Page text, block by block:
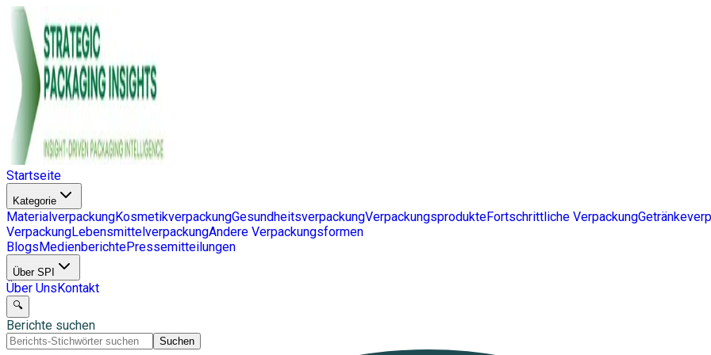
Startseite
Kategorie
MaterialverpackungKosmetikverpackungGesundheitsverpackungVerpackungsprodukteFortschrittliche Verpackung
VerpackungLebensmittelverpackungAndere Verpackungsformen
BlogsMedienberichtePressemitteilungen
Über SPI
Über UnsKontakt
🔍
Berichte suchen
Suchen